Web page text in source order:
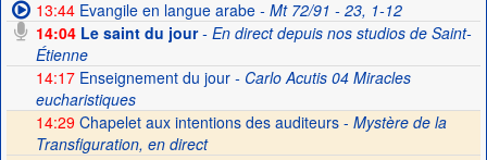
13:44Evangile en langue arabe- Mt 72/91 - 23, 1-12
14:04Le saint du jour- En direct depuis nos studios de Saint-
Étienne
14:17Enseignement du jour- Carlo Acutis 04 Miracles
eucharistiques
14:29 Chapelet aux intentions des auditeurs - Mystère de la
Transfiguration, en direct